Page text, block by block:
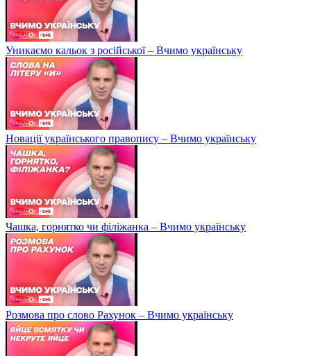
Уникаємо кальок з російської – Вчимо українську
Новації українського правопису – Вчимо українську
Чашка, горнятко чи філіжанка – Вчимо українську
Розмова про слово Рахунок – Вчимо українську